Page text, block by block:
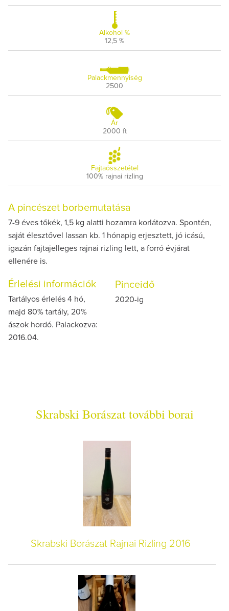
Alkohol %
12,5 %
Palackmennyiség
2500
Ár
2000 ft
Fajtaösszetétel
100% rajnai rizling
A pincészet borbemutatása
7-9 éves tőkék, 1,5 kg alatti hozamra korlátozva. Spontén,
saját élesztővel lassan kb. 1 hónapig erjesztett, jó icású,
igazán fajtajelleges rajnai rizling lett, a forró évjárat
ellenére is.
Érlelési információk
Tartályos érlelés 4 hó,
majd 80% tartály, 20%
ászok hordó. Palackozva:
2016.04.
Pinceidő
2020-ig
Skrabski Borászat további borai
Skrabski Borászat Rajnai Rizling 2016